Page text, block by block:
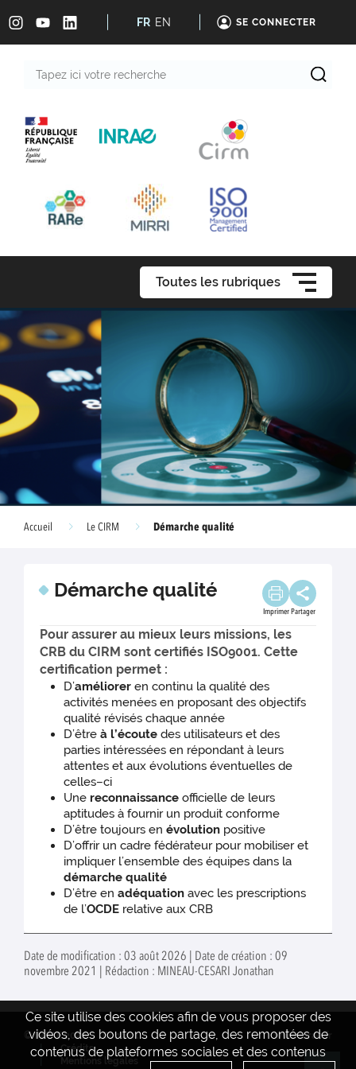
FR EN SE CONNECTER
Toutes les rubriques
Accueil Le CIRM Démarche qualité
Démarche qualité
Imprimer Partager
Pour assurer au mieux leurs missions, les
CRB du CIRM sont certifiés ISO9001. Cette
certification permet :
D’améliorer en continu la qualité des
activités menées en proposant des objectifs
qualité révisés chaque année
D’êtreà l’écoute des utilisateurs et des
parties intéressées en répondant à leurs
attentes et aux évolutions éventuelles de
celles–ci
Une reconnaissance officielle de leurs
aptitudes à fournir un produit conforme
D’être toujours enévolution positive
D’offrir un cadre fédérateur pour mobiliser et
impliquer l’ensemble des équipes dans la
démarche qualité
D’être enadéquation avec les prescriptions
de l’OCDE relative aux CRB
Date de modification : 03 août 2026 | Date de création : 09
novembre 2021 | Rédaction : MINEAU-CESARI Jonathan
Ce site utilise des cookies afin de vous proposer des
vidéos, des boutons de partage, des remontées de
contenus de plateformes sociales et des contenus
© INRAE 2022
Contact
Crédits
Mentions legales
www.inrae.fr